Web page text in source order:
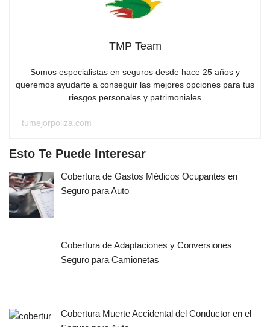
TMP Team
Somos especialistas en seguros desde hace 25 años y
queremos ayudarte a conseguir las mejores opciones para tus
riesgos personales y patrimoniales
tumejorpoliza.com
Esto Te Puede Interesar
Cobertura de Gastos Médicos Ocupantes en
Seguro para Auto
Cobertura de Adaptaciones y Conversiones
Seguro para Camionetas
Cobertura Muerte Accidental del Conductor en el